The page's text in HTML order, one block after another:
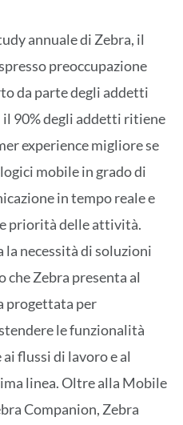
annuale di Zebra, il
preoccupazione
da parte degli addetti
il 90% degli addetti ritiene
experience migliore se
mobile in grado di
in tempo reale e
priorità delle attività.
la necessità di soluzioni
che Zebra presenta al
progettata per
le funzionalità
flussi di lavoro e al
linea. Oltre alla Mobile
Companion, Zebra